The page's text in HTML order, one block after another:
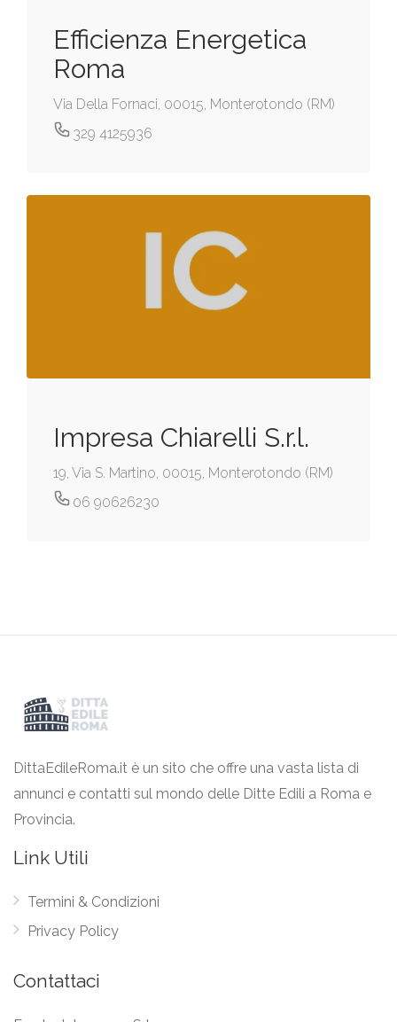
Efficienza Energetica
Roma
Via Della Fornaci, 00015, Monterotondo (RM)
329 4125936
Impresa Chiarelli S.r.l.
19, Via S. Martino, 00015, Monterotondo (RM)
06 90626230
DittaEdileRoma.it è un sito che offre una vasta lista di
annunci e contatti sul mondo delle Ditte Edili a Roma e
Provincia.
Link Utili
Termini & Condizioni
Privacy Policy
Contattaci